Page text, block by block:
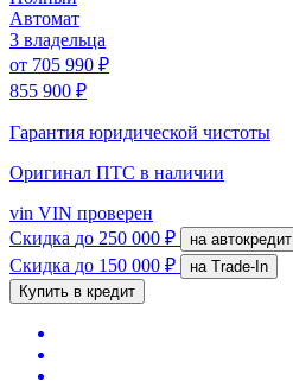
Автомат
3 владельца
от 705 990 ₽
855 900 ₽
Гарантия юридической чистоты
Оригинал ПТС в наличии
vin VIN проверен
Скидка до 250 000 ₽ на автокредит
Скидка до 150 000 ₽
на Trade-In
Купить в кредит